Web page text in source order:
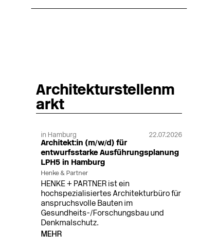
Architekturstellenm
arkt
in Hamburg 22.07.2026
Architekt:in (m/w/d) für
entwurfsstarke Ausführungsplanung
LPH5 in Hamburg
Henke & Partner
HENKE + PARTNER ist ein
hochspezialisiertes Architekturbüro für
anspruchsvolle Bauten im
Gesundheits-/Forschungsbau und
Denkmalschutz.
MEHR